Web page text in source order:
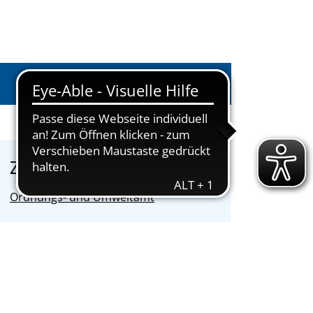
Anmelden
Zuständige Einrichtung
Ordnungs- und Umweltamt